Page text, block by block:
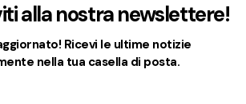
alla nostra newslettere!
Ricevi le ultime notizie
nella tua casella di posta.